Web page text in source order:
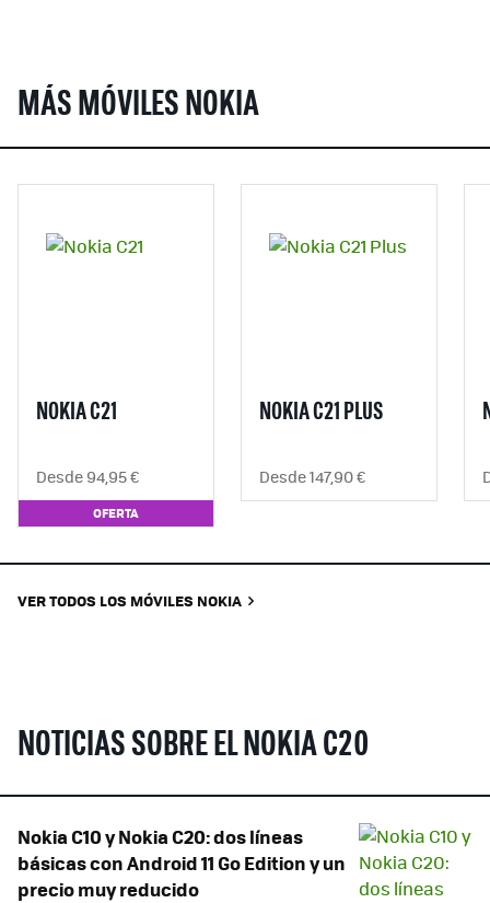
MÁS MÓVILES NOKIA
NOKIA C21
Desde 94,95 €
OFERTA
NOKIA C21 PLUS
Desde 147,90 €
VER TODOS LOS MÓVILES NOKIA
NOTICIAS SOBRE EL NOKIA C20
Nokia C10 y Nokia C20: dos líneas
básicas con Android 11 Go Edition y un
precio muy reducido